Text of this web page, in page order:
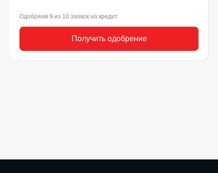
Одобряем 9 из 10 заявок на кредит
Получить одобрение